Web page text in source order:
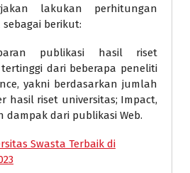
lakukan perhitungan
berikut:
publikasi hasil riset
dari beberapa peneliti
yakni berdasarkan jumlah
hasil riset universitas; Impact,
dampak dari publikasi Web.
Swasta Terbaik di